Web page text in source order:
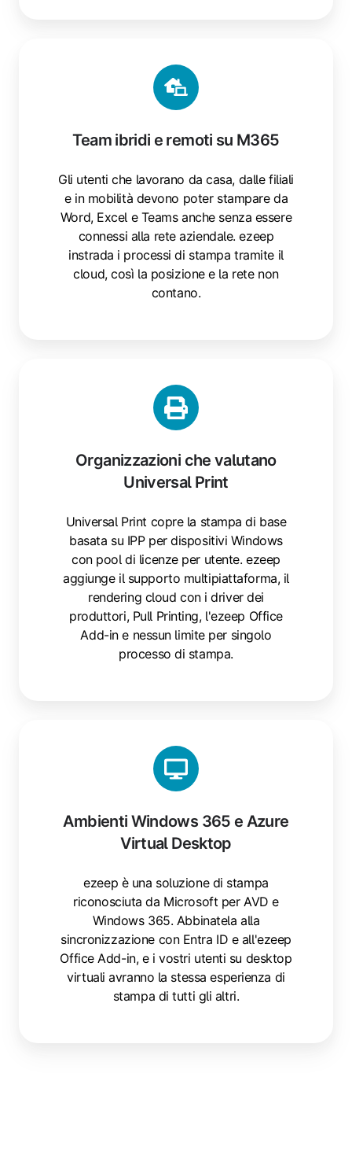
Team ibridi e remoti su M365
Gli utenti che lavorano da casa, dalle filiali
e in mobilità devono poter stampare da
Word, Excel e Teams anche senza essere
connessi alla rete aziendale. ezeep
instrada i processi di stampa tramite il
cloud, così la posizione e la rete non
contano.
Organizzazioni che valutano
Universal Print
Universal Print copre la stampa di base
basata su IPP per dispositivi Windows
con pool di licenze per utente. ezeep
aggiunge il supporto multipiattaforma, il
rendering cloud con i driver dei
produttori, Pull Printing, l'ezeep Office
Add-in e nessun limite per singolo
processo di stampa.
Ambienti Windows 365 e Azure
Virtual Desktop
ezeep è una soluzione di stampa
riconosciuta da Microsoft per AVD e
Windows 365. Abbinatela alla
sincronizzazione con Entra ID e all'ezeep
Office Add-in, e i vostri utenti su desktop
virtuali avranno la stessa esperienza di
stampa di tutti gli altri.